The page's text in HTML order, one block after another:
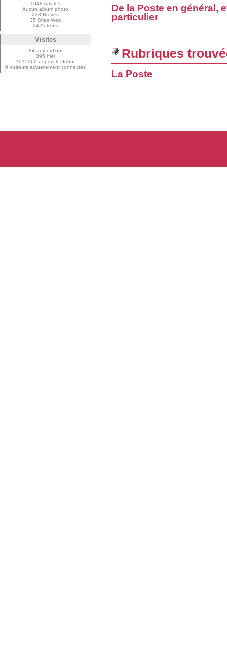
De la Poste en général,
particulier
Rubriques
La Poste
1048 Articles
Aucun album photo
223 Brèves
35 Sites Web
24 Auteurs
Visites
84 aujourd’hui
395 hier
1015066 depuis le début
9 visiteurs actuellement connectés